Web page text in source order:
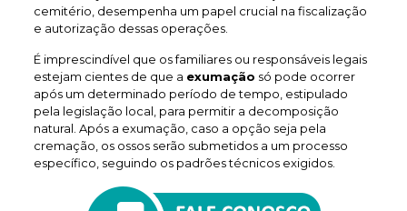
cemitério, desempenha um papel crucial na fiscalização
e autorização dessas operações.
É imprescindível que os familiares ou responsáveis legais
estejam cientes de que a exumação só pode ocorrer
após um determinado período de tempo, estipulado
pela legislação local, para permitir a decomposição
natural. Após a exumação, caso a opção seja pela
cremação, os ossos serão submetidos a um processo
específico, seguindo os padrões técnicos exigidos.